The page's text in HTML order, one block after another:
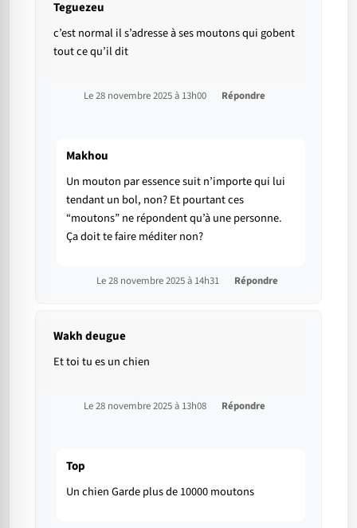
Teguezeu
c’est normal il s’adresse à ses moutons qui gobent
tout ce qu’il dit
Le 28 novembre 2025 à 13h00 Répondre
Makhou
Un mouton par essence suit n’importe qui lui
tendant un bol, non? Et pourtant ces
“moutons” ne répondent qu’à une personne.
Ça doit te faire méditer non?
Le 28 novembre 2025 à 14h31 Répondre
Wakh deugue
Et toi tu es un chien
Le 28 novembre 2025 à 13h08 Répondre
Top
Un chien Garde plus de 10000 moutons